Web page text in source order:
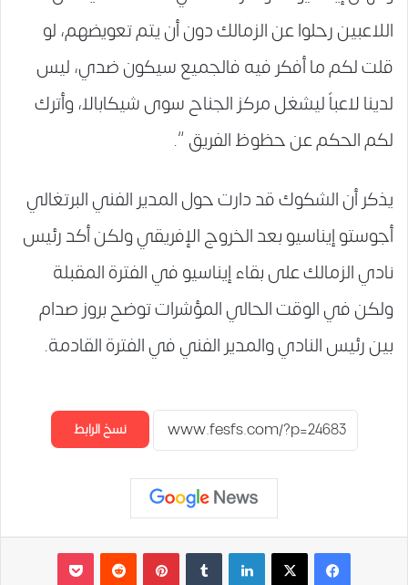
اللاعبين رحلوا عن الزمالك دون أن يتم تعويضهم، لو
قلت لكم ما أفكر فيه فالجميع سيكون ضدي، ليس
لدينا لاعباً ليشغل مركز الجناح سوى شيكابالا، وأترك
لكم الحكم عن حظوظ الفريق “.
يذكر أن الشكوك قد دارت حول المدير الفني البرتغالي
أجوستو إيناسيو بعد الخروج الإفريقي ولكن أكد رئيس
نادي الزمالك على بقاء إيناسيو في الفترة المقبلة
ولكن في الوقت الحالي المؤشرات توضح بروز صدام
بين رئيس النادي والمدير الفني في الفترة القادمة.
نسخ الرابط
لينكدإن بينتيريست